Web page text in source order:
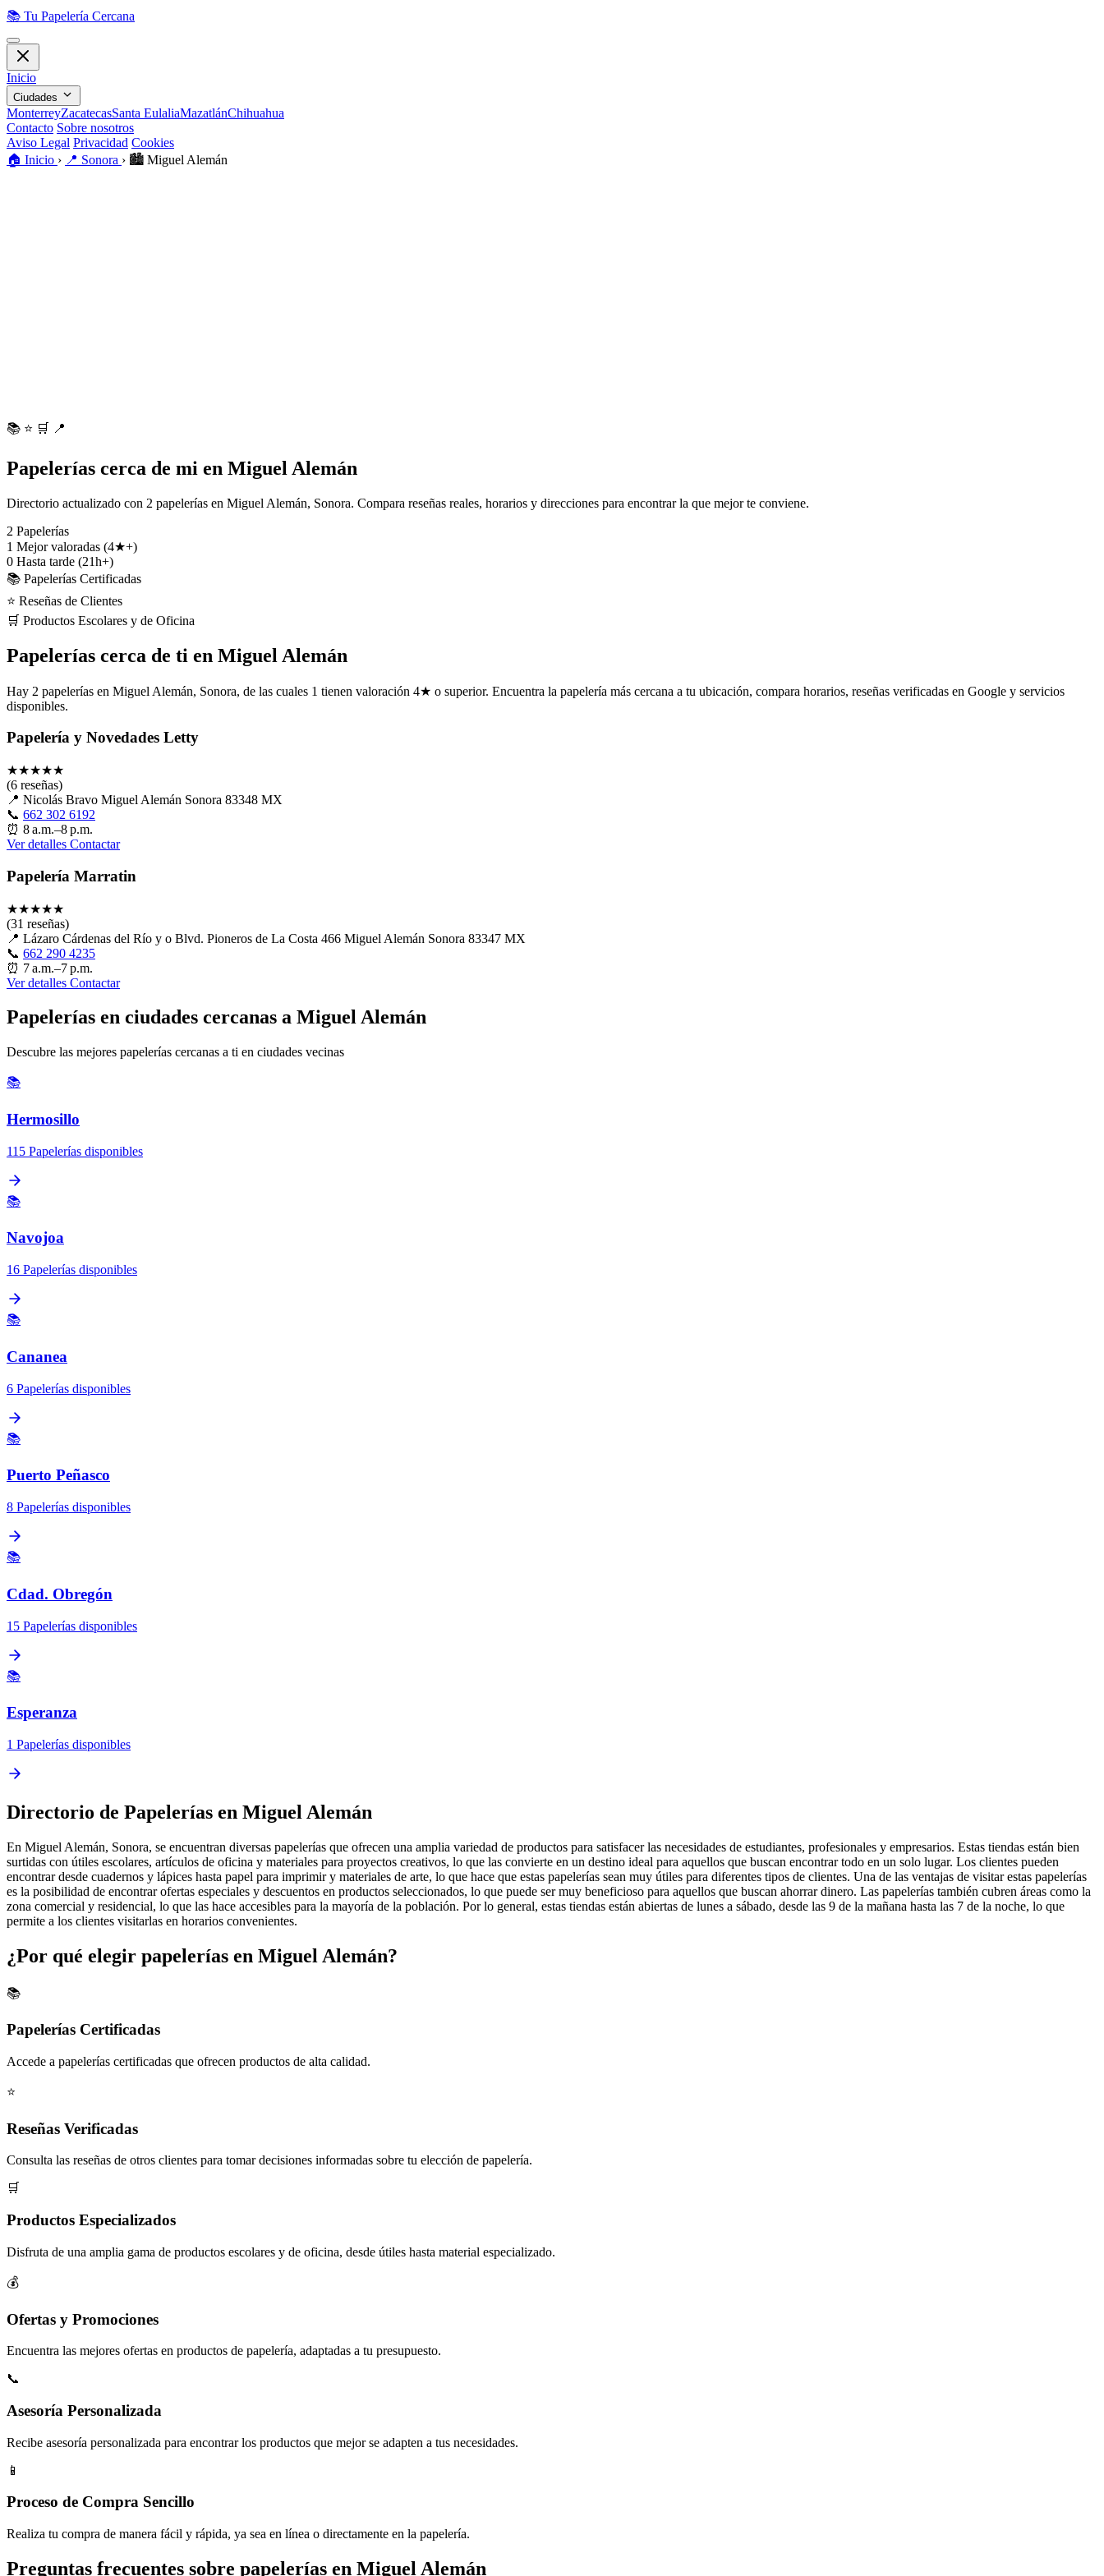
📚 Tu Papelería Cercana
Inicio
Ciudades
MonterreyZacatecasSanta EulaliaMazatlánChihuahua
Contacto Sobre nosotros
Aviso Legal Privacidad Cookies
🏠 Inicio › 📍 Sonora › 🏙️ Miguel Alemán
📚 ⭐ 🛒 📍
Papelerías cerca de mi en Miguel Alemán
Directorio actualizado con 2 papelerías en Miguel Alemán, Sonora. Compara reseñas reales, horarios y direcciones para encontrar la que mejor te conviene.
2 Papelerías
1 Mejor valoradas (4★+)
0 Hasta tarde (21h+)
📚 Papelerías Certificadas
⭐ Reseñas de Clientes
🛒 Productos Escolares y de Oficina
Papelerías cerca de ti en Miguel Alemán
Hay 2 papelerías en Miguel Alemán, Sonora, de las cuales 1 tienen valoración 4★ o superior. Encuentra la papelería más cercana a tu ubicación, compara horarios, reseñas verificadas en Google y servicios
disponibles.
Papelería y Novedades Letty
★★★★★
(6 reseñas)
📍 Nicolás Bravo Miguel Alemán Sonora 83348 MX
📞 662 302 6192
⏰ 8 a.m.–8 p.m.
Ver detalles Contactar
Papelería Marratin
★★★★★
(31 reseñas)
📍 Lázaro Cárdenas del Río y o Blvd. Pioneros de La Costa 466 Miguel Alemán Sonora 83347 MX
📞 662 290 4235
⏰ 7 a.m.–7 p.m.
Ver detalles Contactar
Papelerías en ciudades cercanas a Miguel Alemán
Descubre las mejores papelerías cercanas a ti en ciudades vecinas
📚
Hermosillo
115 Papelerías disponibles
📚
Navojoa
16 Papelerías disponibles
📚
Cananea
6 Papelerías disponibles
📚
Puerto Peñasco
8 Papelerías disponibles
📚
Cdad. Obregón
15 Papelerías disponibles
📚
Esperanza
1 Papelerías disponibles
Directorio de Papelerías en Miguel Alemán
En Miguel Alemán, Sonora, se encuentran diversas papelerías que ofrecen una amplia variedad de productos para satisfacer las necesidades de estudiantes, profesionales y empresarios. Estas tiendas están bien
surtidas con útiles escolares, artículos de oficina y materiales para proyectos creativos, lo que las convierte en un destino ideal para aquellos que buscan encontrar todo en un solo lugar. Los clientes pueden
encontrar desde cuadernos y lápices hasta papel para imprimir y materiales de arte, lo que hace que estas papelerías sean muy útiles para diferentes tipos de clientes. Una de las ventajas de visitar estas papelerías
es la posibilidad de encontrar ofertas especiales y descuentos en productos seleccionados, lo que puede ser muy beneficioso para aquellos que buscan ahorrar dinero. Las papelerías también cubren áreas como la
zona comercial y residencial, lo que las hace accesibles para la mayoría de la población. Por lo general, estas tiendas están abiertas de lunes a sábado, desde las 9 de la mañana hasta las 7 de la noche, lo que
permite a los clientes visitarlas en horarios convenientes.
¿Por qué elegir papelerías en Miguel Alemán?
📚
Papelerías Certificadas
Accede a papelerías certificadas que ofrecen productos de alta calidad.
⭐
Reseñas Verificadas
Consulta las reseñas de otros clientes para tomar decisiones informadas sobre tu elección de papelería.
🛒
Productos Especializados
Disfruta de una amplia gama de productos escolares y de oficina, desde útiles hasta material especializado.
💰
Ofertas y Promociones
Encuentra las mejores ofertas en productos de papelería, adaptadas a tu presupuesto.
📞
Asesoría Personalizada
Recibe asesoría personalizada para encontrar los productos que mejor se adapten a tus necesidades.
📱
Proceso de Compra Sencillo
Realiza tu compra de manera fácil y rápida, ya sea en línea o directamente en la papelería.
Preguntas frecuentes sobre papelerías en Miguel Alemán